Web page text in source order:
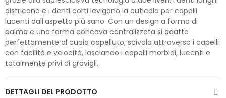
districano e i denti corti levigano la cuticola per capelli
lucenti dall'aspetto più sano. Con un design a forma di
palma e una forma concava centralizzata si adatta
perfettamente al cuoio capelluto, scivola attraverso i capelli
con facilità e velocità, lasciando i capelli morbidi, lucenti e
totalmente privi di grovigli.
DETTAGLI DEL PRODOTTO